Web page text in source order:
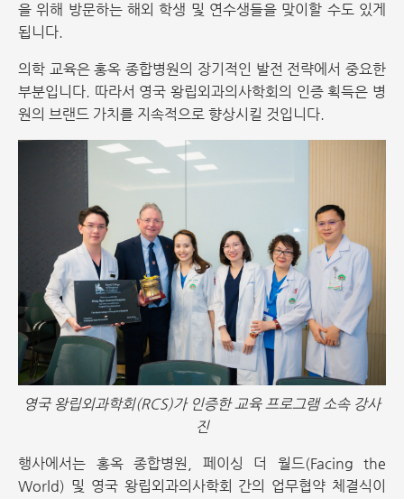
을 위해 방문하는 해외 학생 및 연수생들을 맞이할 수도 있게
됩니다.
의학 교육은 홍옥 종합병원의 장기적인 발전 전략에서 중요한
부분입니다. 따라서 영국 왕립외과의사학회의 인증 획득은 병
원의 브랜드 가치를 지속적으로 향상시킬 것입니다.
영국 왕립외과학회(RCS)가 인증한 교육 프로그램 소속 강사
진
행사에서는 홍옥 종합병원, 페이싱 더 월드(Facing the
World) 및 영국 왕립외과의사학회 간의 업무협약 체결식이